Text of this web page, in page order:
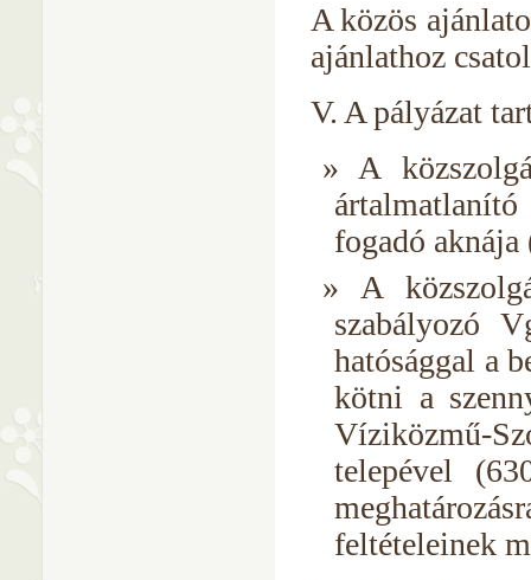
A közös
ajánlathoz
V. A pályázat
A
fogadó
A
szabályozó
hatósággal a
kötni a
Víziközmű-
telepével
feltételeinek